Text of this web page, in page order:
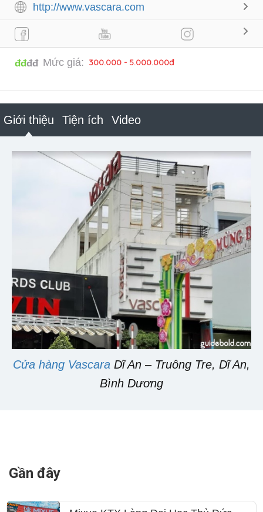
http://www.vascara.com
đđđđ Mức giá: 300.000 - 5.000.000đ
Giới thiệu Tiện ích Video
Cửa hàng Vascara Dĩ An – Truông Tre, Dĩ An,
Bình Dương
Gần đây